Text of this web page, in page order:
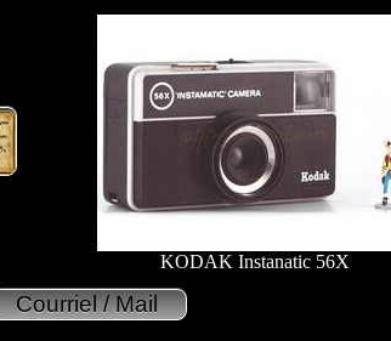
KODAK Instanatic 56X